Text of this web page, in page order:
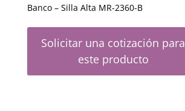
Banco – Silla Alta MR-2360-B
Solicitar una cotización para
este producto